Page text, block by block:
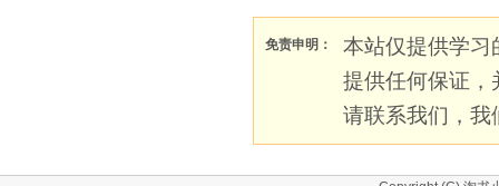
免责申明：
本站仅提供学习
提供任何保证，
请联系我们，我